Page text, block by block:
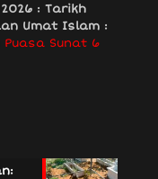
: Tarikh
Umat Islam :
Puasa Sunat 6